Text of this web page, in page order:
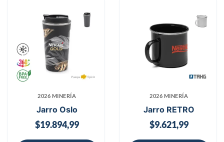
2026 MINERÍA
Jarro Oslo
$19.894,99
2026 MINERÍA
Jarro RETRO
$9.621,99